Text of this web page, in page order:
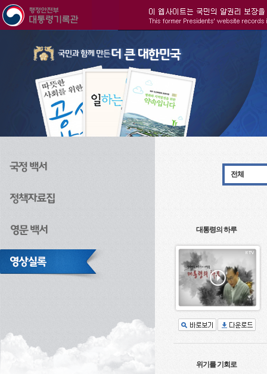
전체
대통령의 하루
위기를 기회로